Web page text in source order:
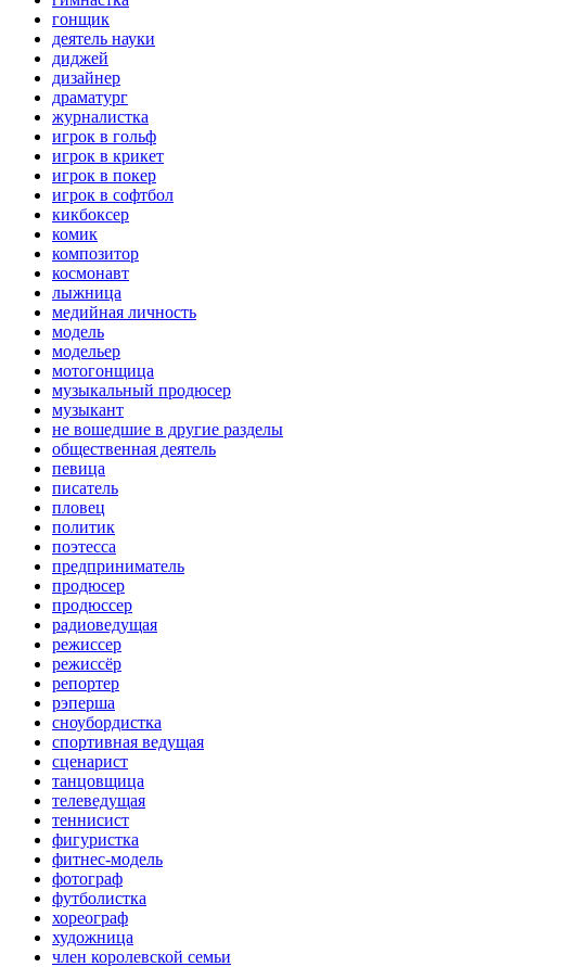
гонщик
деятель науки
диджей
дизайнер
драматург
журналистка
игрок в гольф
игрок в крикет
игрок в покер
игрок в софтбол
кикбоксер
комик
композитор
космонавт
лыжница
медийная личность
модель
модельер
мотогонщица
музыкальный продюсер
музыкант
не вошедшие в другие разделы
общественная деятель
певица
писатель
пловец
политик
поэтесса
предприниматель
продюсер
продюссер
радиоведущая
режиссер
режиссёр
репортер
рэперша
сноубордистка
спортивная ведущая
сценарист
танцовщица
телеведущая
теннисист
фигуристка
фитнес-модель
фотограф
футболистка
хореограф
художница
член королевской семьи